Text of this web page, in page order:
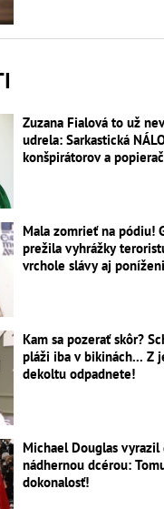
Zuzana Fialová to už
udrela: Sarkastická
konšpirátorov a
Mala zomrieť na pódiu!
prežila vyhrážky
vrchole slávy aj
Kam sa pozerať skôr?
pláži iba v bikinách... Z
dekoltu odpadnete!
Michael Douglas vyrazil
nádhernou dcérou:
dokonalosť!